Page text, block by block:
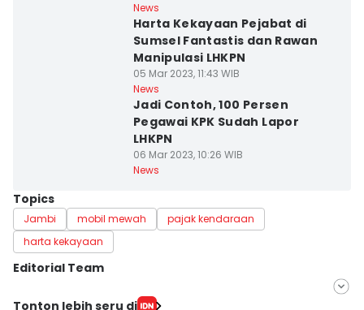
News
Harta Kekayaan Pejabat di
Sumsel Fantastis dan Rawan
Manipulasi LHKPN
05 Mar 2023, 11:43 WIB
News
Jadi Contoh, 100 Persen
Pegawai KPK Sudah Lapor
LHKPN
06 Mar 2023, 10:26 WIB
News
Topics
Jambi mobil mewah
pajak kendaraan
harta kekayaan
Editorial Team
Editor
Tonton lebih seru di